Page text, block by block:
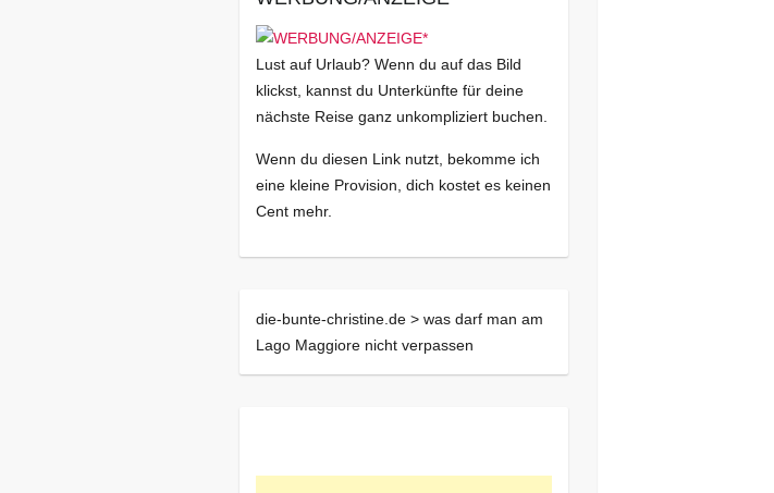
Lust auf Urlaub? Wenn du auf das Bild
klickst, kannst du Unterkünfte für deine
nächste Reise ganz unkompliziert buchen.
Wenn du diesen Link nutzt, bekomme ich
eine kleine Provision, dich kostet es keinen
Cent mehr.
die-bunte-christine.de > was darf man am
Lago Maggiore nicht verpassen